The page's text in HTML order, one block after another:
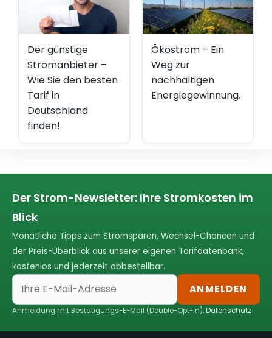
Der günstige
Stromanbieter –
Wie Sie den besten
Tarif in
Deutschland
finden!
Ökostrom – Ein
Weg zur
nachhaltigen
Energiegewinnung.
Der Strom-Newsletter: Ihre Stromkosten im
Blick
Monatliche Tipps zum Stromsparen, Wechsel-Chancen und
der Preis-Überblick aus unserer eigenen Tarifdatenbank,
kostenlos und jederzeit abbestellbar.
ANMELDEN
Anmeldung mit Bestätigungs-E-Mail (Double-Opt-in).Datenschutz